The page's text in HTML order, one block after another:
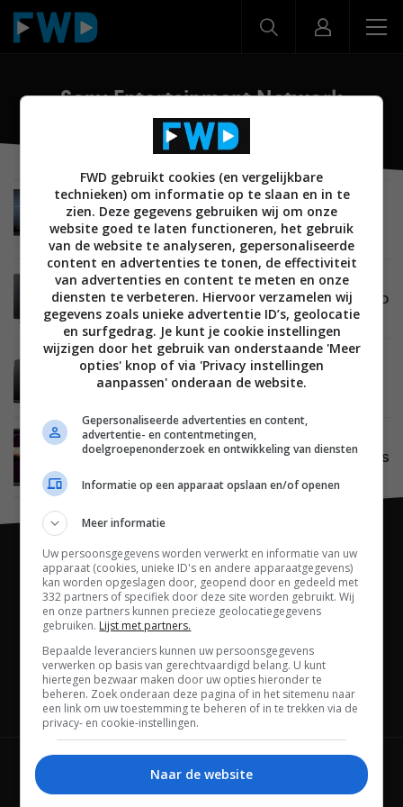
Sony Entertainment Network
BEELD 21 SEPTEMBER 2012
Sony stelt lancering Video Unlimited dienst uit
tot medio 2013
BEELD 09 JULI 2012
Review: Sony KDL-46HX750 (HX750 serie) 3D LCD
TV
BEELD 10 JUNI 2012
Review: Sony KDL-46HX850 (HX850 serie) 3D
LCD TV
BEELD 31 MEI 2012
Sony Entertainment Network uitgebreid met NOS
Channels
FWD gebruikt cookies (en vergelijkbare
technieken) om informatie op te slaan en in te
zien. Deze gegevens gebruiken wij om onze
website goed te laten functioneren, het gebruik
van de website te analyseren, gepersonaliseerde
content en advertenties te tonen, de effectiviteit
van advertenties en content te meten en onze
diensten te verbeteren. Hiervoor verzamelen wij
gegevens zoals unieke advertentie ID’s, geolocatie
en surfgedrag. Je kunt je cookie instellingen
wijzigen door het gebruik van onderstaande 'Meer
opties' knop of via 'Privacy instellingen
aanpassen' onderaan de website.
Gepersonaliseerde advertenties en content,
advertentie- en contentmetingen,
doelgroepenonderzoek en ontwikkeling van diensten
Informatie op een apparaat opslaan en/of openen
Meer informatie
Uw persoonsgegevens worden verwerkt en informatie van uw
apparaat (cookies, unieke ID's en andere apparaatgegevens)
kan worden opgeslagen door, geopend door en gedeeld met
332 partners of specifiek door deze site worden gebruikt. Wij
en onze partners kunnen precieze geolocatiegegevens
gebruiken. Lijst met partners.
Bepaalde leveranciers kunnen uw persoonsgegevens
verwerken op basis van gerechtvaardigd belang. U kunt
hiertegen bezwaar maken door uw opties hieronder te
beheren. Zoek onderaan deze pagina of in het sitemenu naar
een link om uw toestemming te beheren of in te trekken via de
privacy- en cookie-instellingen.
Naar de website